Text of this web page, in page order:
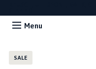
Menu
SALE